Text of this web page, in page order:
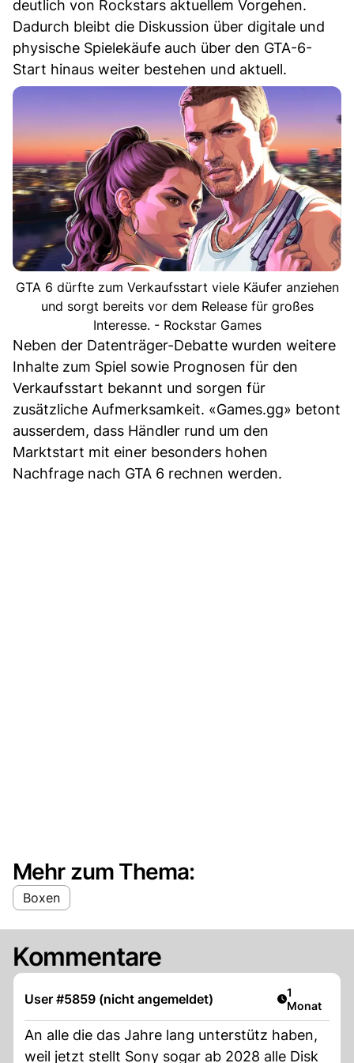
deutlich von Rockstars aktuellem Vorgehen.
Dadurch bleibt die Diskussion über digitale und
physische Spielekäufe auch über den GTA-6-
Start hinaus weiter bestehen und aktuell.
GTA 6 dürfte zum Verkaufsstart viele Käufer anziehen
und sorgt bereits vor dem Release für großes
Interesse. - Rockstar Games
Neben der Datenträger-Debatte wurden weitere
Inhalte zum Spiel sowie Prognosen für den
Verkaufsstart bekannt und sorgen für
zusätzliche Aufmerksamkeit. «Games.gg» betont
ausserdem, dass Händler rund um den
Marktstart mit einer besonders hohen
Nachfrage nach GTA 6 rechnen werden.
Mehr zum Thema:
Boxen
Kommentare
User #5859 (nicht angemeldet) Artikel
1
Monat
An alle die das Jahre lang unterstütz haben,
weil jetzt stellt Sony sogar ab 2028 alle Disk